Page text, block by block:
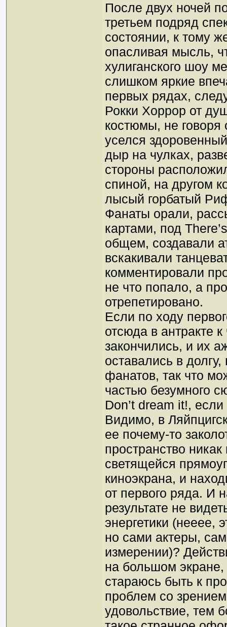
После двух ночей
третьем подряд
состоянии, к тому
опасливая мысль,
хулиганского шоу
слишком яркие
первых рядах,
Рокки Хоррор от
костюмы, не говоря
уселся
дыр на чулках,
стороны
спиной, на другом
лысый горбатый
Фанаты орали,
картами, под
общем, создавали
вскакивали
комментировали
не что попало, а
отрепетировано.
Если по ходу
отсюда в антракте
закончились, и их
оставались в
фанатов, так что
частью безумного
Don’t dream it!,
Видимо, в
ее почему-то
пространство
светящейся
киноэкрана, и
от первого ряда. И
результате не
энергетики (нееее,
но сами актеры,
измерении)?
на большом экране,
стараюсь быть к
проблем со
удовольствие, тем